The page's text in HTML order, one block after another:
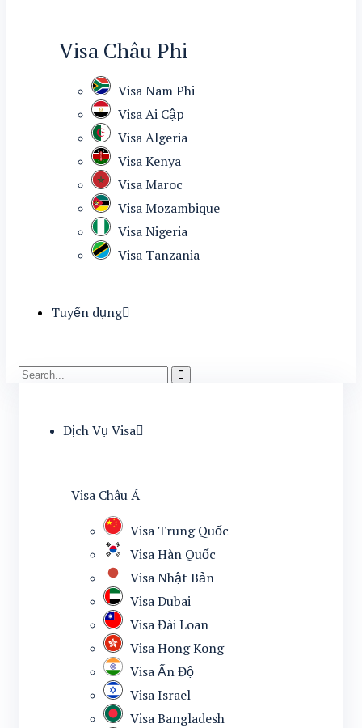
Visa Châu Phi
Visa Nam Phi
Visa Ai Cập
Visa Algeria
Visa Kenya
Visa Maroc
Visa Mozambique
Visa Nigeria
Visa Tanzania
Tuyển dụng
Dịch Vụ Visa
Visa Châu Á
Visa Trung Quốc
Visa Hàn Quốc
Visa Nhật Bản
Visa Dubai
Visa Đài Loan
Visa Hong Kong
Visa Ấn Độ
Visa Israel
Visa Bangladesh